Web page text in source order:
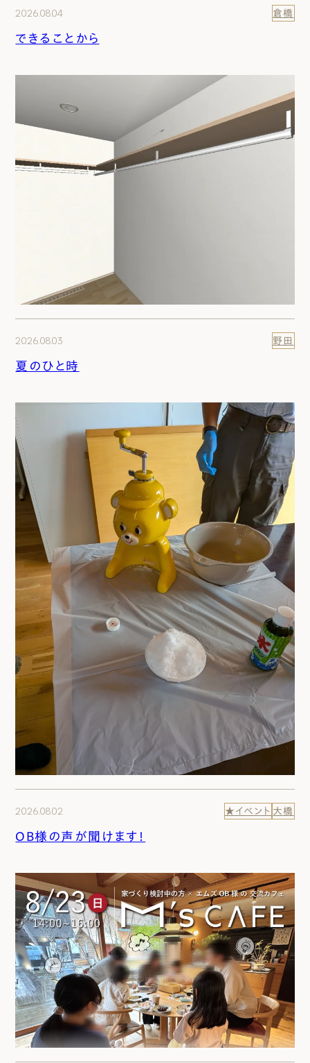
2026.08.04 倉橋
できることから
2026.08.03 野田
夏のひと時
2026.08.02 ★イベント 大橋
OB様の声が聞けます！